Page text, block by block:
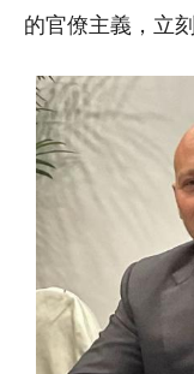
的官僚主義，立